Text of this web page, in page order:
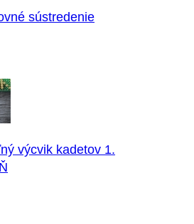
sústredenie
výcvik kadetov 1.